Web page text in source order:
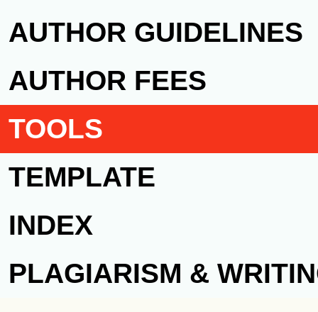
AUTHOR GUIDELINES
AUTHOR FEES
TOOLS
TEMPLATE
INDEX
PLAGIARISM &